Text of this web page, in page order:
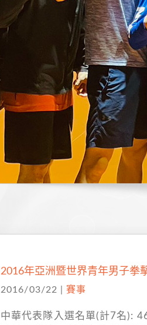
2016年亞洲暨世界青年男子拳
2016/03/22 賽事
中華代表隊入選名單(計7名):